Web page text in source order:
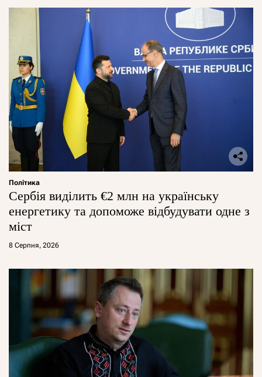
Політика
Сербія виділить €2 млн на українську
енергетику та допоможе відбудувати одне з
міст
8 Серпня, 2026